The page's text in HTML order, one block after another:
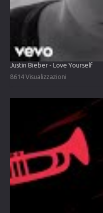
Justin Bieber - Love Yourself
8614 Visualizzazioni